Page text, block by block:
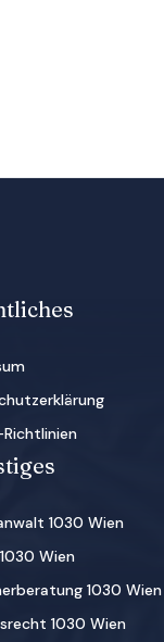
1030 Wien
Wien
1030 Wien
1030 Wien